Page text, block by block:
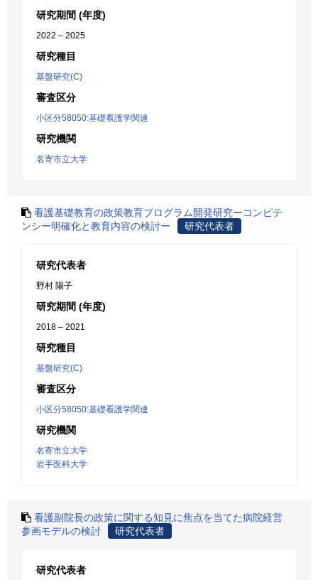
研究期間 (年度)
2022 – 2025
研究種目
基盤研究(C)
審査区分
小区分58050:基礎看護学関連
研究機関
名寄市立大学
看護基礎教育の政策教育プログラム開発研究ーコンピテ
ンシー明確化と教育内容の検討ー
研究代表者
研究代表者
野村 陽子
研究期間 (年度)
2018 – 2021
研究種目
基盤研究(C)
審査区分
小区分58050:基礎看護学関連
研究機関
名寄市立大学
岩手医科大学
看護副院長の政策に関する知見に焦点を当てた病院経営
参画モデルの検討
研究代表者
研究代表者